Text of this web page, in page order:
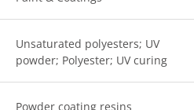
Unsaturated polyesters; UV
powder; Polyester; UV curing
Powder coating resins